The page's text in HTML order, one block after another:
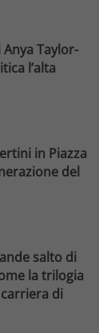
Taylor-
l’alta
in Piazza
del
salto di
la trilogia
di